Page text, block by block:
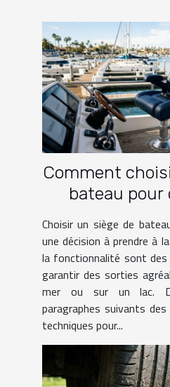
Comment
bateau
Choisir un siège de
une décision à prendre à
la fonctionnalité sont
garantir des sorties
mer ou sur un lac.
paragraphes suivants
techniques pour...